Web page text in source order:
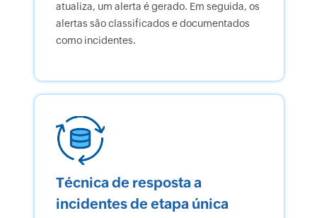
atualiza, um alerta é gerado. Em seguida, os
alertas são classificados e documentados
como incidentes.
Técnica de resposta a
incidentes de etapa única